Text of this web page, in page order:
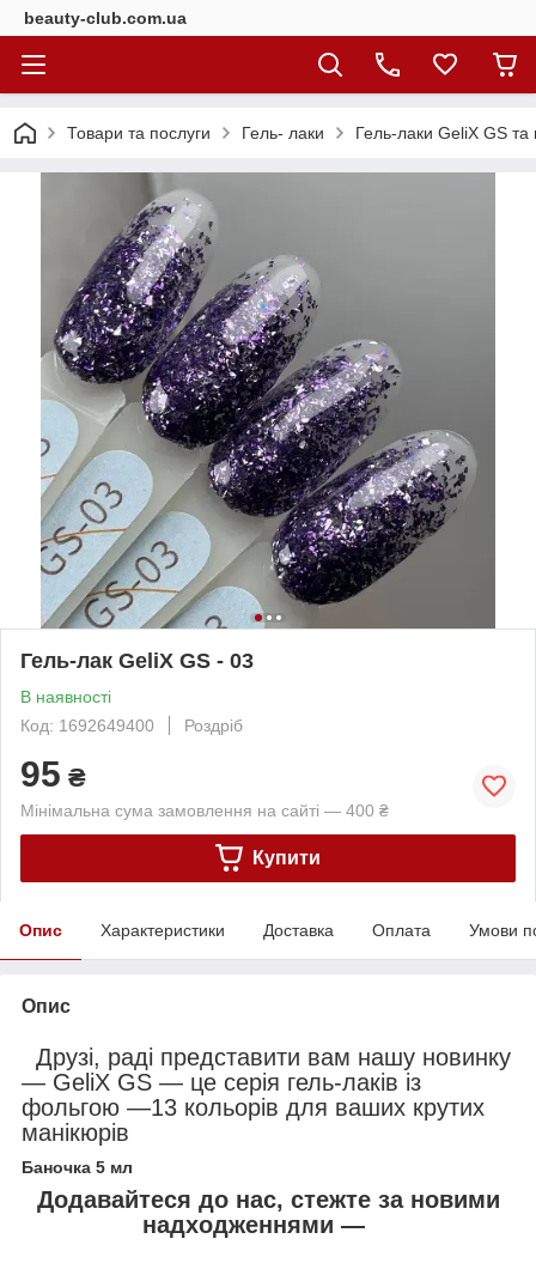
beauty-club.com.ua
Товари та послуги Гель- лаки Гель-лаки GeliX GS та
Гель-лак GeliX GS - 03
В наявності
Код: 1692649400
Роздріб
95 ₴
Мінімальна сума замовлення на сайті — 400 ₴
Купити
Опис Характеристики Доставка Оплата Умови
Опис
Друзі, раді представити вам нашу новинку
— GeliX GS — це серія гель-лаків із
фольгою —13 кольорів для ваших крутих
манікюрів
Баночка 5 мл
Додавайтеся до нас, стежте за новими
надходженнями —